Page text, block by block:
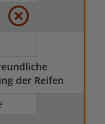
der Reifen